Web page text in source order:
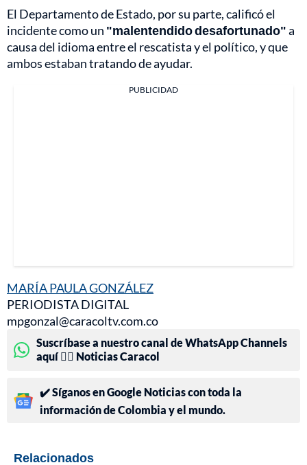
El Departamento de Estado, por su parte, calificó el
incidente como un "malentendido desafortunado"a
causa del idioma entre el rescatista y el político, y que
ambos estaban tratando de ayudar.
PUBLICIDAD
MARÍA PAULA GONZÁLEZ
PERIODISTA DIGITAL
mpgonzal@caracoltv.com.co
Suscríbase a nuestro canal de WhatsApp Channels
aquí 👉🏻 Noticias Caracol
✔️ Síganos en Google Noticias con toda la
información de Colombia y el mundo.
Relacionados